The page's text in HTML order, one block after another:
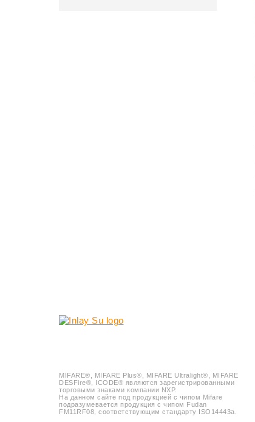
MIFARE®, MIFARE Plus®, MIFARE Ultralight®, MIFARE
DESFire®, ICODE® являются зарегистрированными
торговыми знаками компании NXP.
На данном сайте под продукцией с чипом Mifare
подразумевается продукция с чипом Fudan
FM11RF08, соответствующим стандарту ISO14443a.